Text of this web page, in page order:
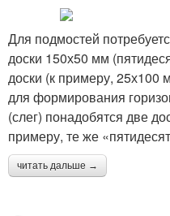
Для подмостей
доски 150х50 мм
доски (к примеру, 25х100
для формирования
(слег) понадобятся две
примеру, те же
читать дальше →